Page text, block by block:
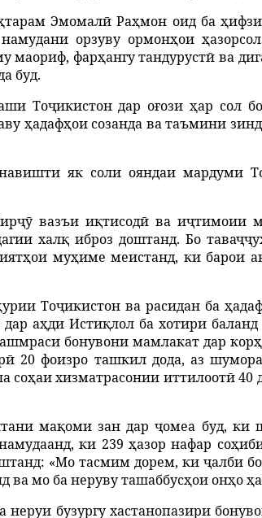
тарам Эмомалӣ Раҳмон оид ба ҳифзи
намудани орзуву ормонҳои ҳ
маориф, фарҳангу тандурустӣ ва
буд.
Тоҷикистон дар оғози ҳар сол бо
ҳадафҳои созанда ва таъмини
як соли ояндаи мардуми
ҷӯ вазъи иқтисодӣ ва иҷтимоии
агии халқ иброз доштанд. Бо таваҷҷу
ҳои муҳиме меистанд, ки барои
урии Тоҷикистон ва расидан баҳ
дар аҳди Истиқлол ба хотири баланд
бонувони мамлакат дар корҳ
ӣ 20фоизро ташкил дода, аз
соҳаи хизматрасонии иттилоотӣ40
мақоми зан дар ҷомеа буд, ки
,ки 239 ҳазор нафар соҳ
: «Мо тасмим дорем, ки ҷалби
вамобанерувуташаббусҳоионҳоҳ
неруи бузургу хастанопазири